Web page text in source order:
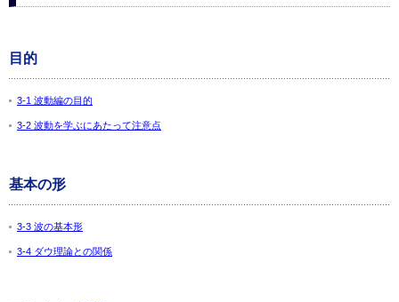
目的
3-1 波動編の目的
3-2 波動を学ぶにあたって注意点
基本の形
3-3 波の基本形
3-4 ダウ理論との関係